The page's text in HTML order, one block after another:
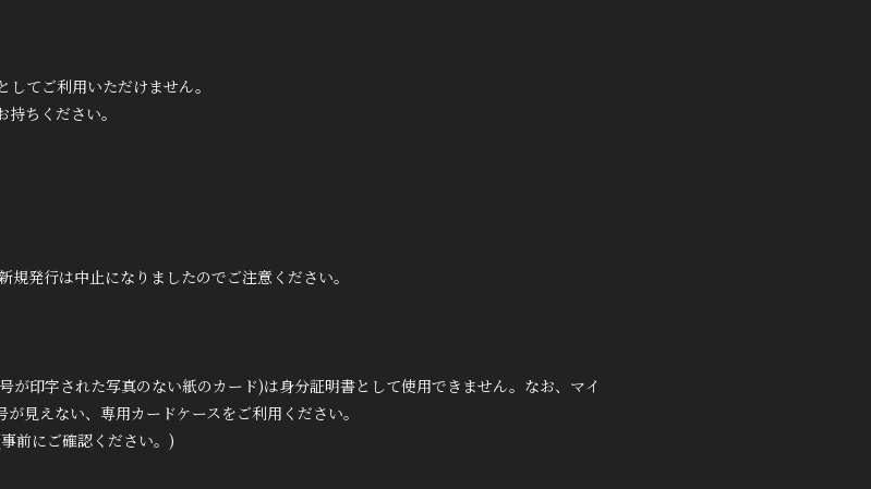
てご利用いただけません。
ちください。
発行は中止になりましたのでご注意ください。
が印字された写真のない紙のカード)は身分証明書として使用できません。なお、マイ
見えない、専用カードケースをご利用ください。
前にご確認ください。)